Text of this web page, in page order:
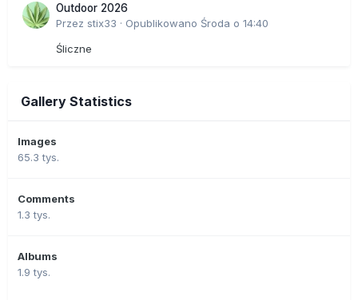
Outdoor 2026
Przez stix33 · Opublikowano Środa o 14:40
Śliczne
Gallery Statistics
Images
65.3 tys.
Comments
1.3 tys.
Albums
1.9 tys.